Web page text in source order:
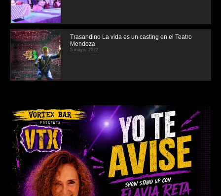
Trasandino La vida es un casting en el Teatro
Mendoza
5 mayo, 2022